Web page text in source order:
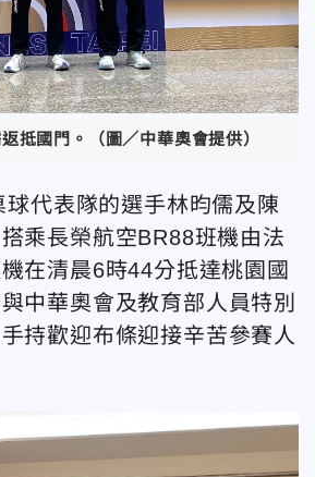
抵國門。（圖／中華奧會提供）
代表隊的選手林昀儒及陳
乘長榮航空BR88班機由法
在清晨6時44分抵達桃園國
中華奧會及教育部人員特別
持歡迎布條迎接辛苦參賽人